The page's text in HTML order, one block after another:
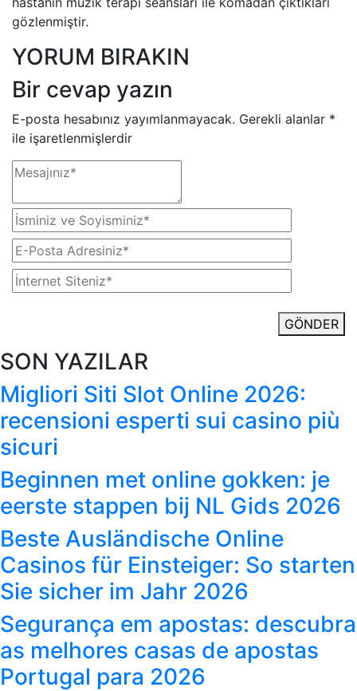
gözlenmiştir.
YORUM BIRAKIN
Bir cevap yazın
E-posta hesabınız yayımlanmayacak. Gerekli alanlar *
ile işaretlenmişlerdir
GÖNDER
SON YAZILAR
Migliori Siti Slot Online 2026:
recensioni esperti sui casino più
sicuri
Beginnen met online gokken: je
eerste stappen bij NL Gids 2026
Beste Ausländische Online
Casinos für Einsteiger: So starten
Sie sicher im Jahr 2026
Segurança em apostas: descubra
as melhores casas de apostas
Portugal para 2026